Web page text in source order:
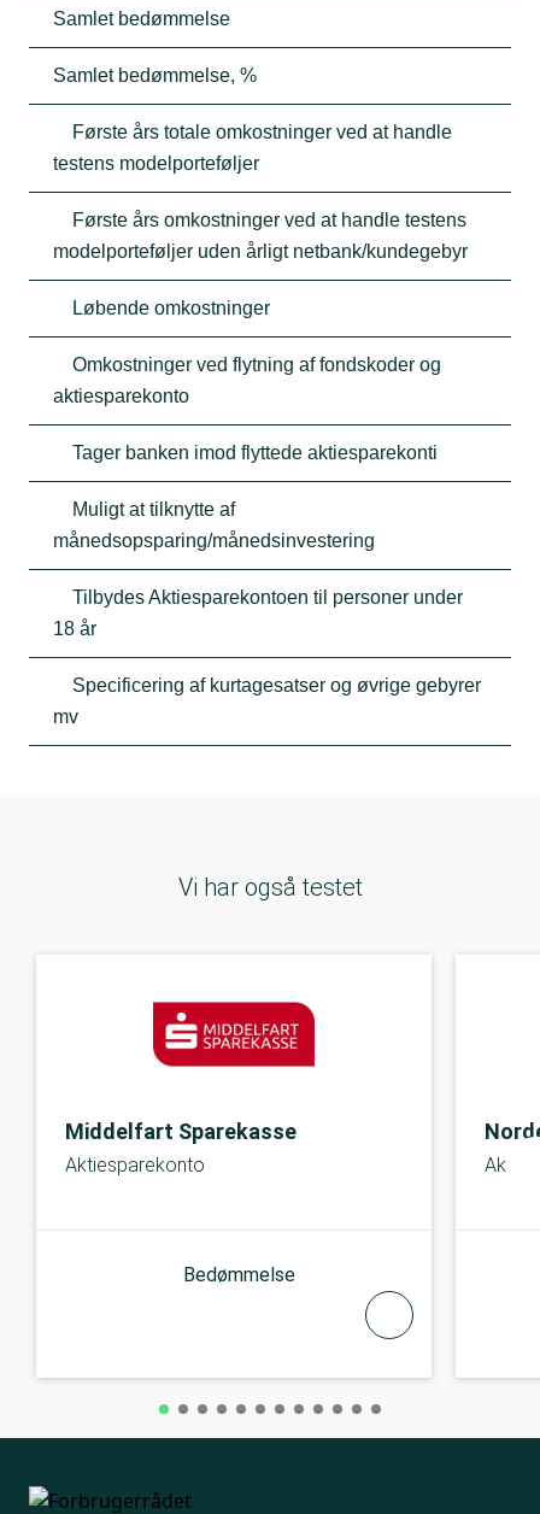
Samlet bedømmelse
Samlet bedømmelse, %
Første års totale omkostninger ved at handle
testens modelporteføljer
Første års omkostninger ved at handle testens
modelporteføljer uden årligt netbank/kundegebyr
Løbende omkostninger
Omkostninger ved flytning af fondskoder og
aktiesparekonto
Tager banken imod flyttede aktiesparekonti
Muligt at tilknytte af
månedsopsparing/månedsinvestering
Tilbydes Aktiesparekontoen til personer under
18 år
Specificering af kurtagesatser og øvrige gebyrer
mv
Vi har også testet
Middelfart Sparekasse
Aktiesparekonto
Bedømmelse